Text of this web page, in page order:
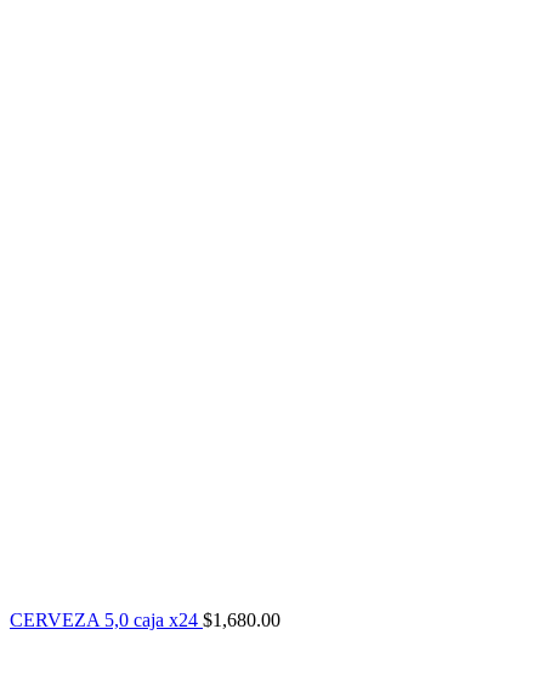
CERVEZA 5,0 caja x24 $1,680.00